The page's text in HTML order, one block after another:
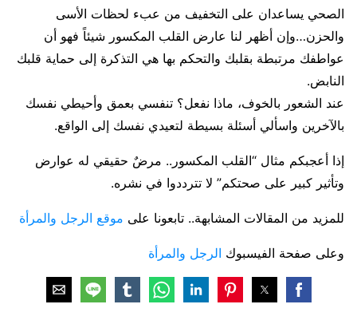
الصحي يساعدان على التخفيف من عبء لحظات الأسى
والحزن…وإن أظهر لنا عارض القلب المكسور شيئاً فهو أن
عواطفك مرتبطة بقلبك والتحكم بها هي التذكرة إلى حماية قلبك
النابض.
عند الشعور بالخوف، ماذا نفعل؟ تنفسي بعمق وأحيطي نفسك
بالآخرين واسألي أسئلة بسيطة لتعيدي نفسك إلى الواقع.
إذا أعجبكم مثال “القلب المكسور.. مرضٌ حقيقي له عوارض
وتأثير كبير على صحتكم” لا تترددوا في نشره.
للمزيد من المقالات المشابهة.. تابعونا على موقع الرجل والمرأة
وعلى صفحة الفيسبوك الرجل والمرأة